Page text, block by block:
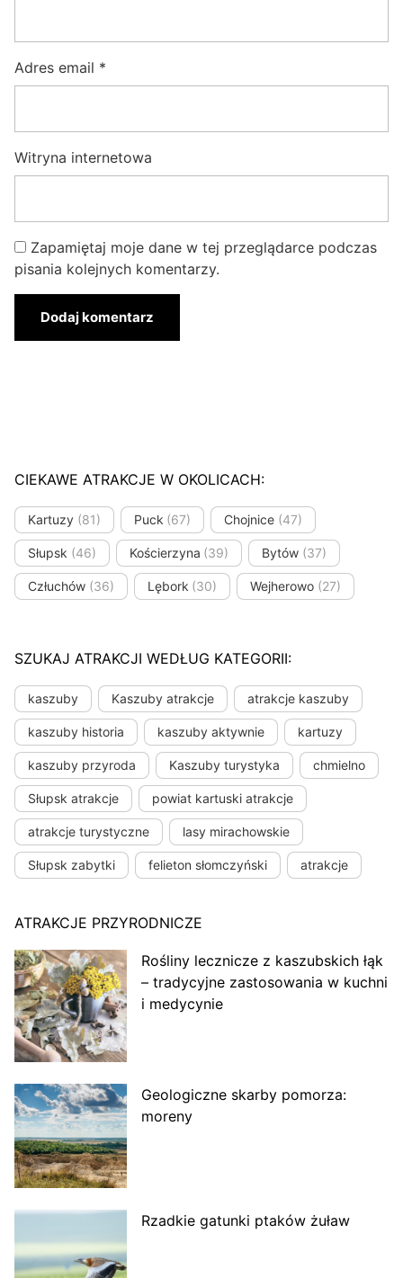
Adres email *
Witryna internetowa
Zapamiętaj moje dane w tej przeglądarce podczas
pisania kolejnych komentarzy.
CIEKAWE ATRAKCJE W OKOLICACH:
Kartuzy (81) Puck (67) Chojnice (47)
Słupsk (46) Kościerzyna (39) Bytów (37)
Człuchów (36) Lębork (30) Wejherowo (27)
SZUKAJ ATRAKCJI WEDŁUG KATEGORII:
kaszuby Kaszuby atrakcje atrakcje kaszuby
kaszuby historia kaszuby aktywnie kartuzy
kaszuby przyroda Kaszuby turystyka chmielno
Słupsk atrakcje powiat kartuski atrakcje
atrakcje turystyczne lasy mirachowskie
Słupsk zabytki felieton słomczyński atrakcje
ATRAKCJE PRZYRODNICZE
Rośliny lecznicze z kaszubskich łąk
– tradycyjne zastosowania w kuchni
i medycynie
Geologiczne skarby pomorza:
moreny
Rzadkie gatunki ptaków żuław